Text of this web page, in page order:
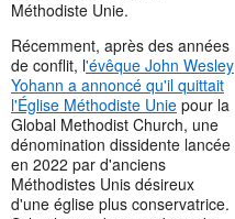
Méthodiste Unie.
Récemment, après des années
de conflit, l'évêque John Wesley
Yohann a annoncé qu'il quittait
l'Église Méthodiste Unie pour la
Global Methodist Church, une
dénomination dissidente lancée
en 2022 par d'anciens
Méthodistes Unis désireux
d'une église plus conservatrice.